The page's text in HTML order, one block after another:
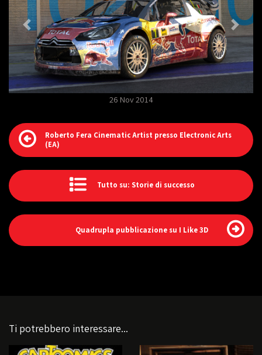
26 Nov 2014
Roberto Fera Cinematic Artist presso Electronic Arts
(EA)
Tutto su: Storie di successo
Quadrupla pubblicazione su I Like 3D
Ti potrebbero interessare...